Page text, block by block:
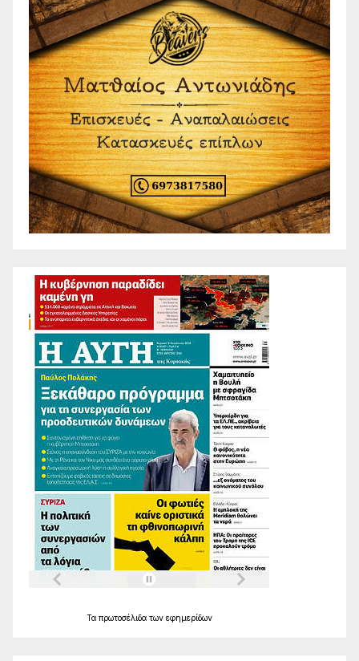
Τα πρωτοσέλιδα των εφημερίδων